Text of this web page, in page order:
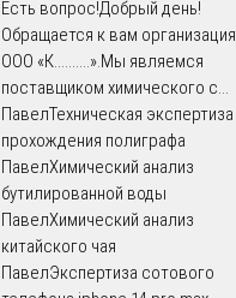
Есть вопрос!Добрый день!
Обращается к вам организация
ООО «К..........».Мы являемся
поставщиком химического с...
ПавелТехническая экспертиза
прохождения полиграфа
ПавелХимический анализ
бутилированной воды
ПавелХимический анализ
китайского чая
ПавелЭкспертиза сотового